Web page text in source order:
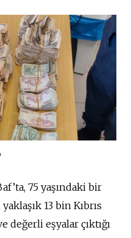
75 yaşındaki bir
13 bin Kıbrıs
değerli eşyalar çıktığı